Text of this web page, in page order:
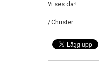
Vi ses där!
/ Christer